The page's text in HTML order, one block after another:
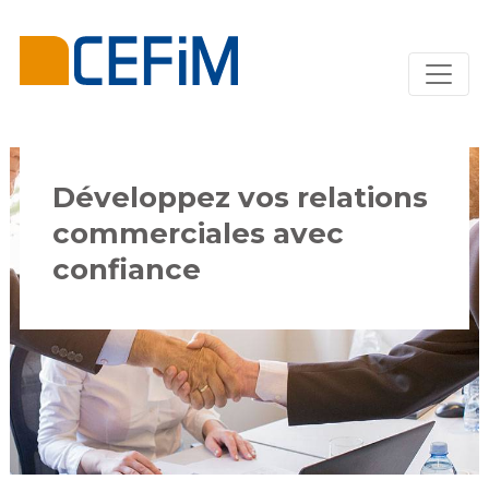
Développez vos relations
commerciales avec
confiance